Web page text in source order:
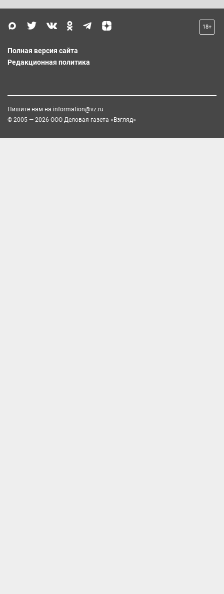
18+
Полная версия сайта
Редакционная политика
Пишите нам на information@vz.ru
© 2005 — 2026 ООО Деловая газета «Взгляд»